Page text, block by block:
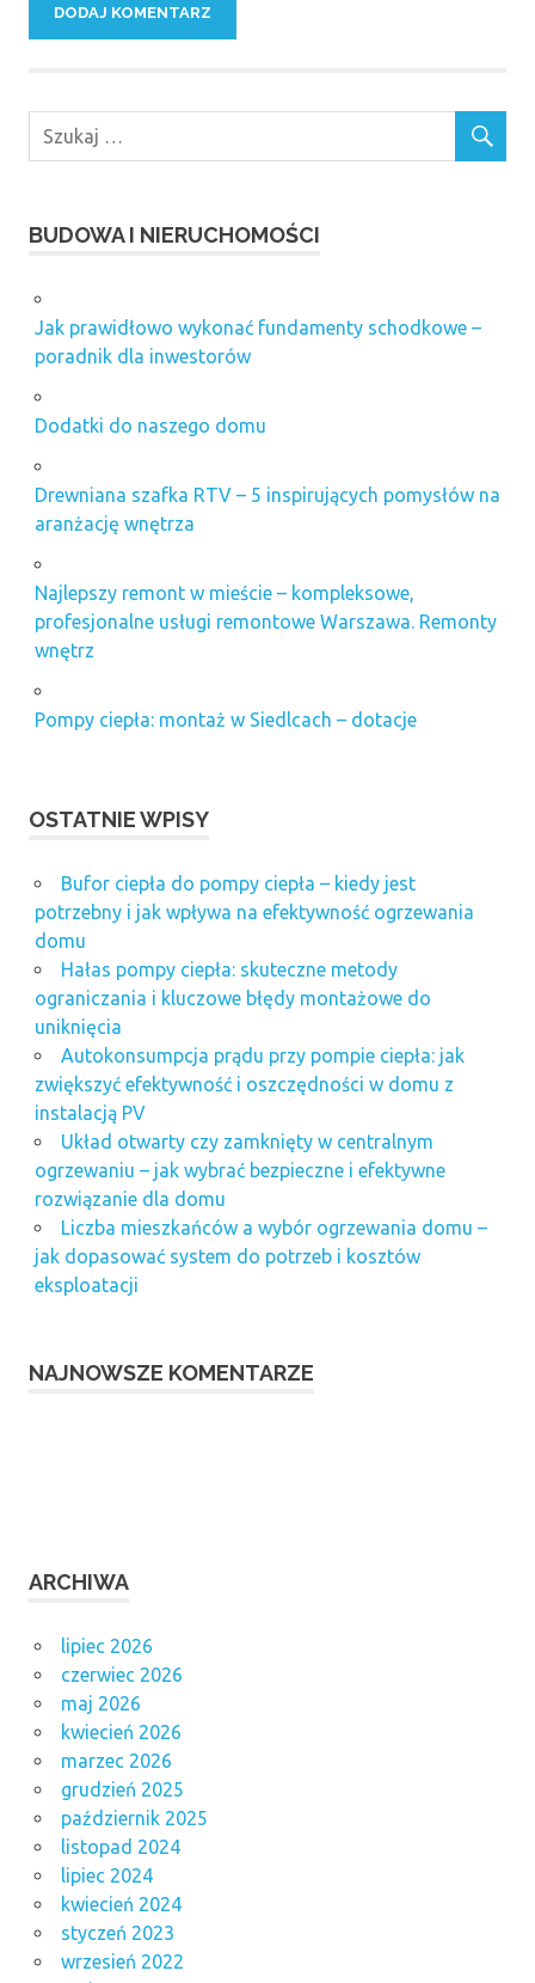
BUDOWA I NIERUCHOMOŚCI
Jak prawidłowo wykonać fundamenty schodkowe –
poradnik dla inwestorów
Dodatki do naszego domu
Drewniana szafka RTV – 5 inspirujących pomysłów na
aranżację wnętrza
Najlepszy remont w mieście – kompleksowe,
profesjonalne usługi remontowe Warszawa. Remonty
wnętrz
Pompy ciepła: montaż w Siedlcach – dotacje
OSTATNIE WPISY
Bufor ciepła do pompy ciepła – kiedy jest
potrzebny i jak wpływa na efektywność ogrzewania
domu
Hałas pompy ciepła: skuteczne metody
ograniczania i kluczowe błędy montażowe do
uniknięcia
Autokonsumpcja prądu przy pompie ciepła: jak
zwiększyć efektywność i oszczędności w domu z
instalacją PV
Układ otwarty czy zamknięty w centralnym
ogrzewaniu – jak wybrać bezpieczne i efektywne
rozwiązanie dla domu
Liczba mieszkańców a wybór ogrzewania domu –
jak dopasować system do potrzeb i kosztów
eksploatacji
NAJNOWSZE KOMENTARZE
ARCHIWA
lipiec 2026
czerwiec 2026
maj 2026
kwiecień 2026
marzec 2026
grudzień 2025
październik 2025
listopad 2024
lipiec 2024
kwiecień 2024
styczeń 2023
wrzesień 2022